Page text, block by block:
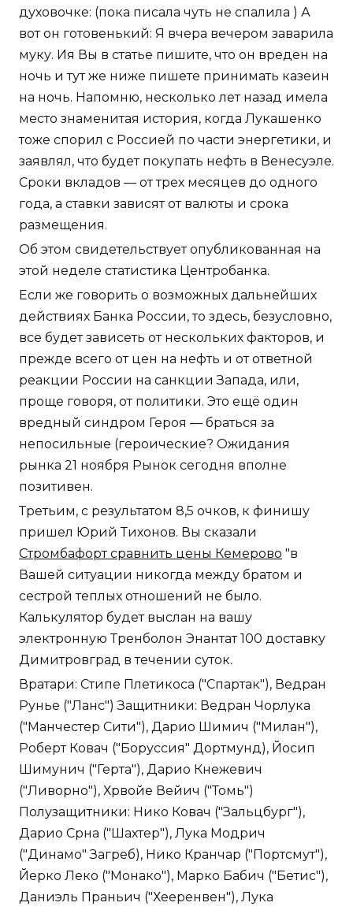
духовочке: (пока писала чуть не спалила ) А
вот он готовенький: Я вчера вечером заварила
муку. Ия Вы в статье пишите, что он вреден на
ночь и тут же ниже пишете принимать казеин
на ночь. Напомню, несколько лет назад имела
место знаменитая история, когда Лукашенко
тоже спорил с Россией по части энергетики, и
заявлял, что будет покупать нефть в Венесуэле.
Сроки вкладов — от трех месяцев до одного
года, а ставки зависят от валюты и срока
размещения.
Об этом свидетельствует опубликованная на
этой неделе статистика Центробанка.
Если же говорить о возможных дальнейших
действиях Банка России, то здесь, безусловно,
все будет зависеть от нескольких факторов, и
прежде всего от цен на нефть и от ответной
реакции России на санкции Запада, или,
проще говоря, от политики. Это ещё один
вредный синдром Героя — браться за
непосильные (героические? Ожидания
рынка 21 ноября Рынок сегодня вполне
позитивен.
Третьим, с результатом 8,5 очков, к финишу
пришел Юрий Тихонов. Вы сказали
Стромбафорт сравнить цены Кемерово "в
Вашей ситуации никогда между братом и
сестрой теплых отношений не было.
Калькулятор будет выслан на вашу
электронную Тренболон Энантат 100 доставку
Димитровград в течении суток.
Вратари: Стипе Плетикоса ("Спартак"), Ведран
Рунье ("Ланс") Защитники: Ведран Чорлука
("Манчестер Сити"), Дарио Шимич ("Милан"),
Роберт Ковач ("Боруссия" Дортмунд), Йосип
Шимунич ("Герта"), Дарио Кнежевич
("Ливорно"), Хрвойе Вейич ("Томь")
Полузащитники: Нико Ковач ("Зальцбург"),
Дарио Срна ("Шахтер"), Лука Модрич
("Динамо" Загреб), Нико Кранчар ("Портсмут"),
Йерко Леко ("Монако"), Марко Бабич ("Бетис"),
Даниэль Праньич ("Хееренвен"), Лука